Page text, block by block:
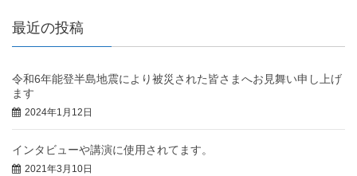
最近の投稿
令和6年能登半島地震により被災された皆さまへお見舞い申し上げ
ます
2024年1月12日
インタビューや講演に使用されてます。
2021年3月10日